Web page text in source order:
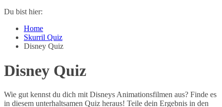
Du bist hier:
Home
Skurril Quiz
Disney Quiz
Disney Quiz
Wie gut kennst du dich mit Disneys Animationsfilmen aus? Finde es
in diesem unterhaltsamen Quiz heraus! Teile dein Ergebnis in den